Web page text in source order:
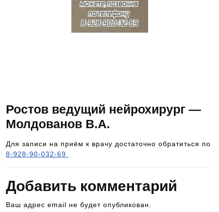
Ростов ведущий нейрохирург —
Молдованов В.А.
Для записи на приём к врачу достаточно обратиться по
8-928-90-032-69
Добавить комментарий
Ваш адрес email не будет опубликован.